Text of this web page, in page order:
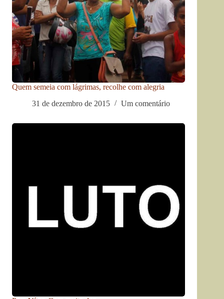
Quem semeia com lágrimas, recolhe com alegria
31 de dezembro de 2015
Um comentário